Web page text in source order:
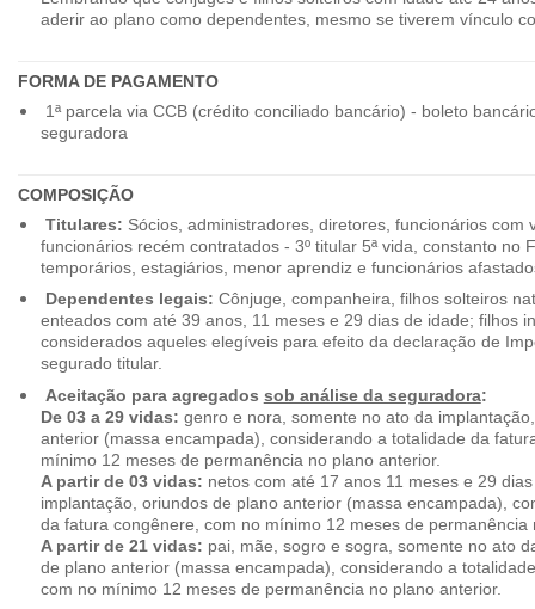
aderir ao plano como dependentes, mesmo se tiverem vínculo
FORMA DE PAGAMENTO
1ª parcela via CCB (crédito conciliado bancário) - boleto
seguradora
COMPOSIÇÃO
Titulares: Sócios, administradores, diretores, funcionários com
funcionários recém contratados - 3º titular 5ª vida, constanto no
temporários, estagiários, menor aprendiz e funcionários
Dependentes legais: Cônjuge, companheira, filhos solteiros
enteados com até 39 anos, 11 meses e 29 dias de idade; filhos
considerados aqueles elegíveis para efeito da declaração de
segurado titular.
Aceitação para agregados sob análise da seguradora:
De 03 a 29 vidas: genro e nora, somente no ato da
anterior (massa encampada), considerando a totalidade da
mínimo 12 meses de permanência no plano anterior.
A partir de 03 vidas: netos com até 17 anos 11 meses e 29
implantação, oriundos de plano anterior (massa encampada),
da fatura congênere, com no mínimo 12 meses de permanência
A partir de 21 vidas: pai, mãe, sogro e sogra, somente no ato
de plano anterior (massa encampada), considerando a
com no mínimo 12 meses de permanência no plano anterior.